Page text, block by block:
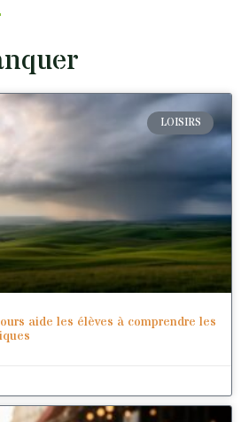
LOISIRS
aide les élèves à comprendre les